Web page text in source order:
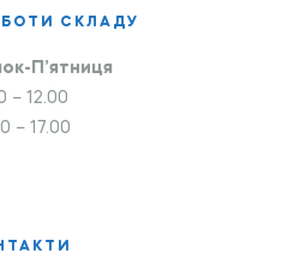
СКЛАДУ
П’ятниця
– 12.00
– 17.00